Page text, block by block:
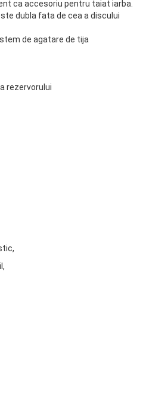
ca accesoriu pentru taiat iarba.
dubla fata de cea a discului
de agatare de tija
rezervorului